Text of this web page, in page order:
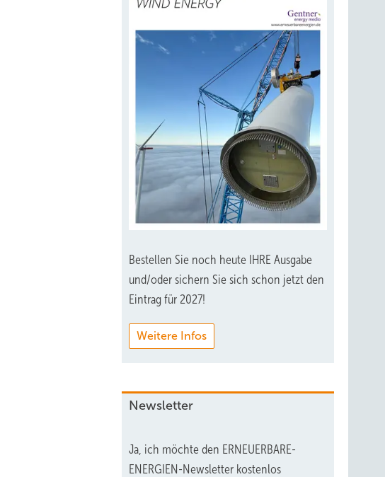
Bestellen Sie noch heute IHRE Ausgabe
und/oder sichern Sie sich schon jetzt den
Eintrag für 2027!
Weitere Infos
Newsletter
Ja, ich möchte den ERNEUERBARE-
ENERGIEN-Newsletter kostenlos